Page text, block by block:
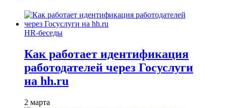
HR-беседы
Как работает идентификация
работодателей через Госуслуги
на hh.ru
2 марта